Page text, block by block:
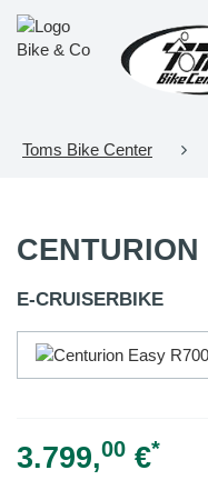
Toms Bike Center
CENTURION
E-CRUISERBIKE
3.799,00 €*